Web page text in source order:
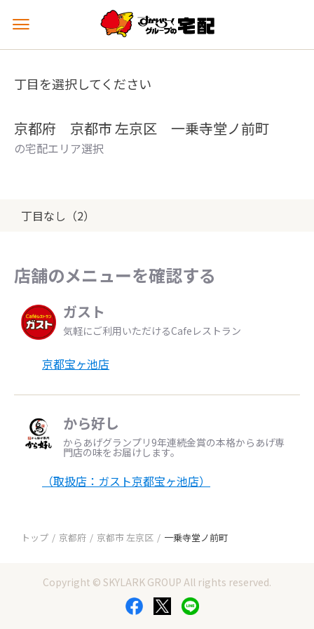
メ
ュ
を
丁目を選択してください
京都府 京都市 左京区 一乗寺堂ノ前町
の宅配エリア選択
丁目なし（2）
店舗のメニューを確認する
ガスト
気軽にご利用いただけるCafeレストラン
京都宝ヶ池店
から好し
からあげグランプリ9年連続金賞の本格からあげ専
門店の味をお届けします。
（取扱店：ガスト京都宝ヶ池店）
トップ 京都府 京都市 左京区 一乗寺堂ノ前町
Copyright © SKYLARK GROUP All rights reserved.